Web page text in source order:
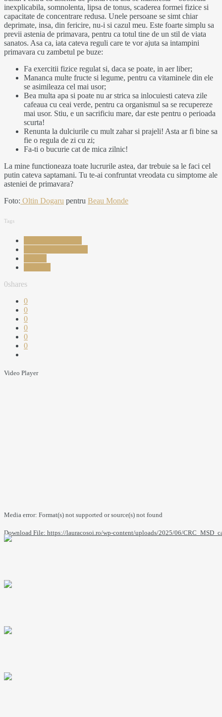
inexplicabila, somnolenta, lipsa de tonus, scaderea formei fizice si
capacitate de concentrare redusa. Unele persoane se simt chiar
deprimate, insa, din fericire, nu-i si cazul meu. Este foarte simplu sa
previi astenia de primavara, pentru ca totul tine de un stil de viata
sanatos. Asa ca, iata cateva reguli care te vor ajuta sa intampini
primavara cu zambetul pe buze:
Fa exercitii fizice regulat si, daca se poate, in aer liber;
Mananca multe fructe si legume, pentru ca vitaminele din ele
se asimileaza cel mai usor;
Bea multa apa si poate nu ar strica sa inlocuiesti cateva zile
cafeaua cu ceai verde, pentru ca organismul sa se recupereze
mai usor. Stiu, e un sacrificiu mare, dar este pentru o perioada
scurta!
Renunta la dulciurile cu mult zahar si prajeli! Asta ar fi bine sa
fie o regula de zi cu zi;
Fa-ti o bucurie cat de mica zilnic!
La mine functioneaza toate lucrurile astea, dar trebuie sa le faci cel
putin cateva saptamani. Tu te-ai confruntat vreodata cu simptome ale
asteniei de primavara?
Foto: Oltin Dogaru pentru Beau Monde
Tags
0shares
0
0
0
0
0
0
Video Player
Media error: Format(s) not supported or source(s) not found
Download File: https://lauracosoi.ro/wp-content/uploads/2025/06/